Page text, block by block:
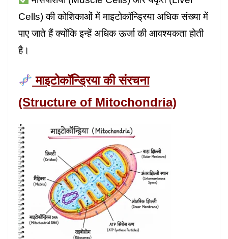
Cells) की कोशिकाओं में माइटोकॉन्ड्रिया अधिक संख्या में
पाए जाते हैं क्योंकि इन्हें अधिक ऊर्जा की आवश्यकता होती
है।
माइटोकॉन्ड्रिया की संरचना
(Structure of Mitochondria)